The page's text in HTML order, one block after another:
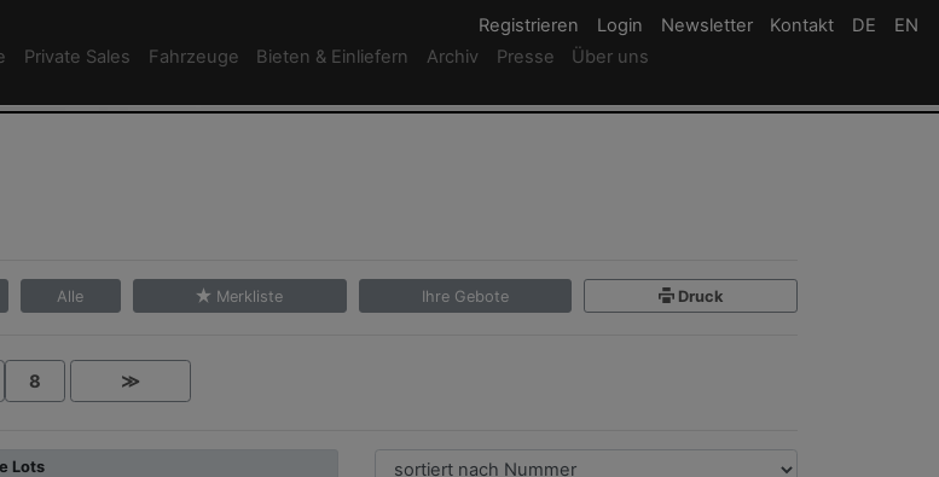
Private Sales Fahrzeuge Bieten & Einliefern Archiv Presse Über uns
Registrieren Registrieren
Login Login
NewsletterNewsletter
Kontakt Newsletter
DE EN
Alle Merkliste Ihre Gebote Druck
8 ≫
Lots